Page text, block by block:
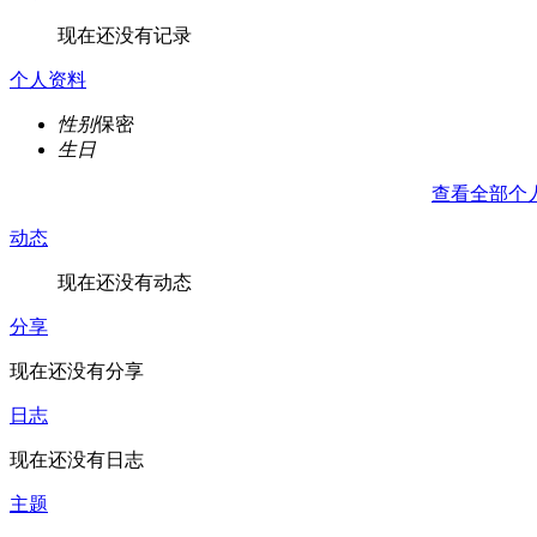
现在还没有记录
个人资料
性别保密
生日
查看全部个
动态
现在还没有动态
分享
现在还没有分享
日志
现在还没有日志
主题